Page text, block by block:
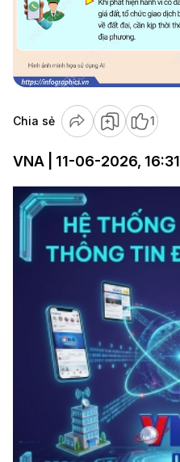
Chia sẻ 1
VNA | 11-06-2026, 16:31